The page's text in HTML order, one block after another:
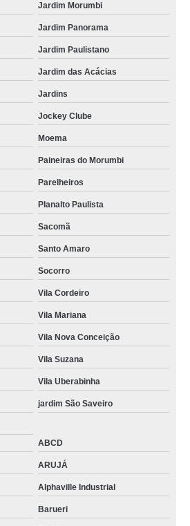
Jardim Morumbi
Jardim Panorama
Jardim Paulistano
Jardim das Acácias
Jardins
Jockey Clube
Moema
Paineiras do Morumbi
Parelheiros
Planalto Paulista
Sacomã
Santo Amaro
Socorro
Vila Cordeiro
Vila Mariana
Vila Nova Conceição
Vila Suzana
Vila Uberabinha
jardim São Saveiro
ABCD
ARUJÁ
Alphaville Industrial
Barueri